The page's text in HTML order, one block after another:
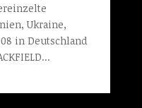
Ukraine,
in Deutschland